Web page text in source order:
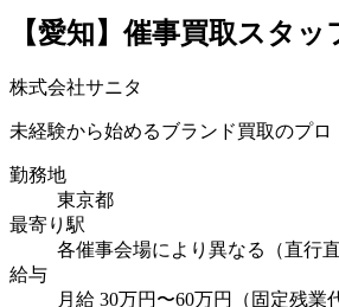
【愛知】催事買取スタ
株式会社サニタ
未経験から始めるブランド買取のプロ
勤務地
東京都
最寄り駅
各催事会場により異なる（直行直
給与
月給 30万円〜60万円（固定残業